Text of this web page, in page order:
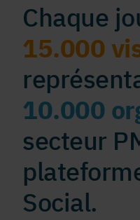
Chaque
15.000
10.000
secteur
Social.